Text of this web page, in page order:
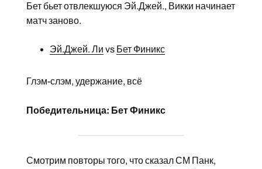
Бет бьет отвлекшуюся Эй.Джей., Викки начинает
матч заново.
Эй.Джей. Ли vs Бет Финикс
Глэм-слэм, удержание, всё
Победительница: Бет Финикс
Смотрим повторы того, что сказал СМ Панк,